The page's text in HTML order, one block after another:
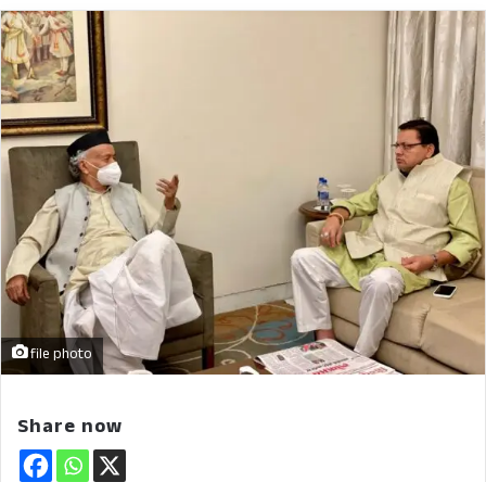
file photo
Share now